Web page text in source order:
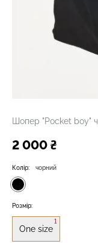
Шопер "Pocket boy"
2 000 ₴
Колір: чорний
Розмір:
One size
1